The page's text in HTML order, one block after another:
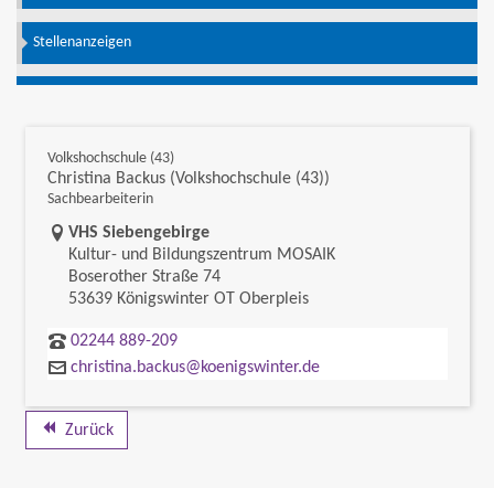
Stellenanzeigen
Volkshochschule (43)
Christina Backus (Volkshochschule (43))
Sachbearbeiterin
Link zur Google-Maps Navigation
VHS Siebengebirge
Kultur- und Bildungszentrum MOSAIK
Boserother Straße 74
53639 Königswinter OT Oberpleis
02244 889-209
christina.backus@koenigswinter.de
Zurück